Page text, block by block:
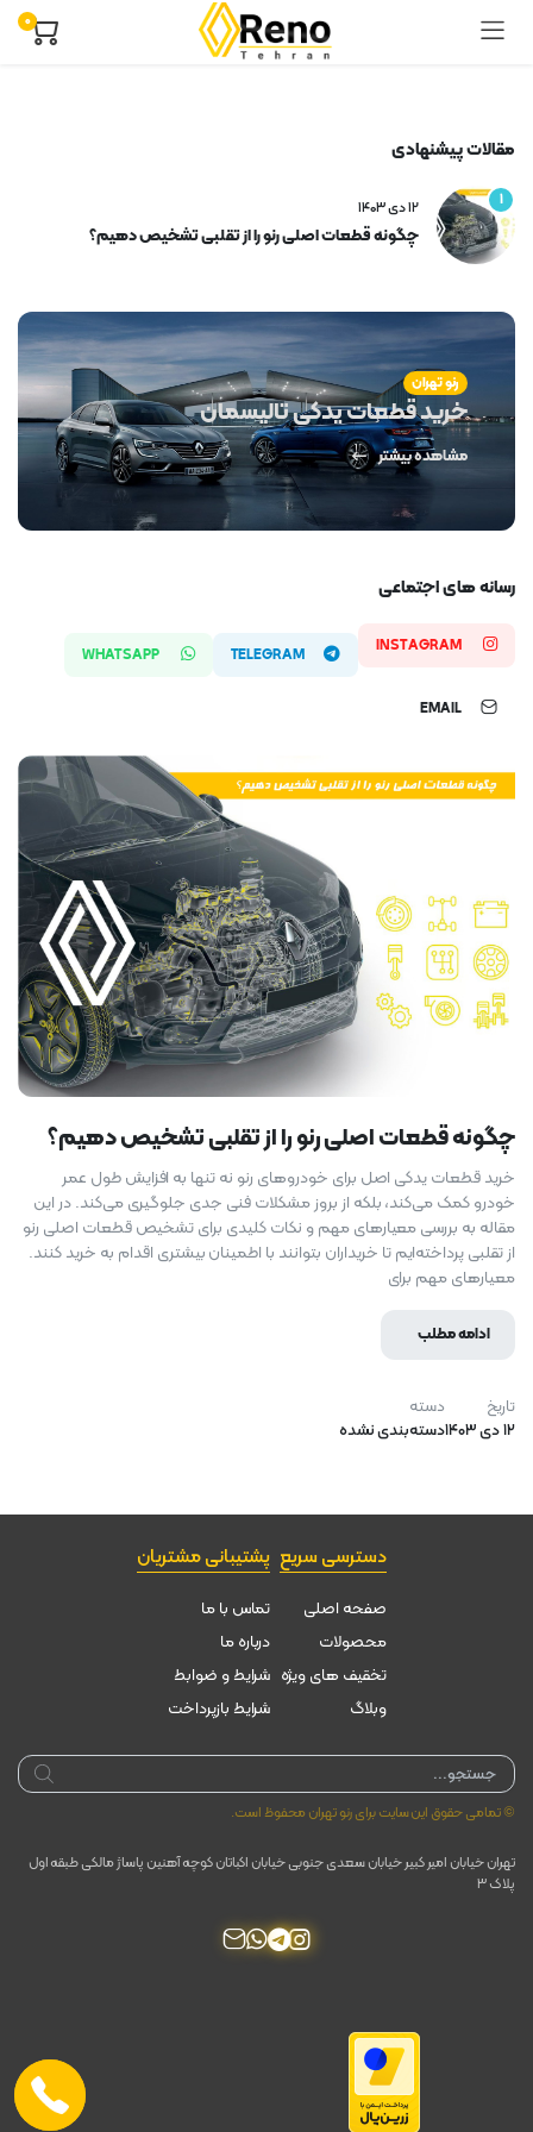
۰
مقالات پیشنهادی
۱ ۱۲ دی ۱۴۰۳
چگونه قطعات اصلی رنو را از تقلبی تشخیص دهیم؟
رنو تهران
خرید قطعات یدکی تالیسمان
مشاهده بیشتر
رسانه های اجتماعی
INSTAGRAM
TELEGRAM
WHATSAPP
EMAIL
چگونه قطعات اصلی رنو را از تقلبی تشخیص دهیم؟
خرید قطعات یدکی اصل برای خودروهای رنو نه تنها به افزایش طول عمر
خودرو کمک می‌کند، بلکه از بروز مشکلات فنی جدی جلوگیری می‌کند. در این
مقاله به بررسی معیارهای مهم و نکات کلیدی برای تشخیص قطعات اصلی رنو
از تقلبی پرداخته‌ایم تا خریداران بتوانند با اطمینان بیشتری اقدام به خرید کنند.
معیارهای مهم برای
ادامه مطلب
تاریخ
۱۲ دی ۱۴۰۳
دسته
دسته‌بندی نشده
دسترسی سریع
صفحه اصلی
محصولات
تخقیف های ویژه
وبلاگ
پشتیبانی مشتریان
تماس با ما
درباره ما
شرایط و ضوابط
شرایط بازپرداخت
Products
search
© تمامی حقوق این سایت برای رنو تهران محفوظ است.
تهران خیابان امیر کبیر خیابان سعدی جنوبی خیابان اکباتان کوچه آهنین پاساژ مالکی طبقه اول
پلاک ۳